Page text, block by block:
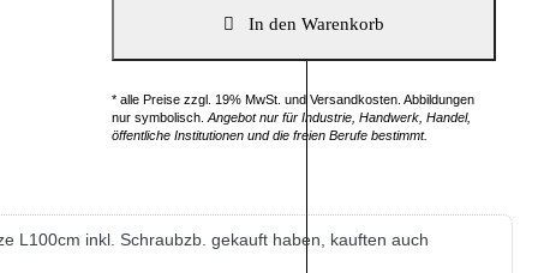
* alle Preise zzgl. 19% MwSt. und Versandkosten. Abbildungen
nur symbolisch. Angebot nur für Industrie, Handwerk, Handel,
öffentliche Institutionen und die freien Berufe bestimmt.
L100cm inkl. Schraubzb. gekauft haben, kauften auch